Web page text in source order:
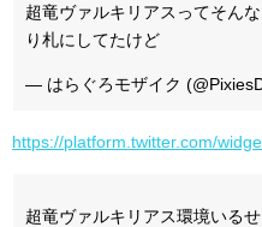
超竜ヴァルキリアスってそん
り札にしてたけど
— はらぐろモザイク
https://platform.twitter.com/
超竜ヴァルキリアス環境いる